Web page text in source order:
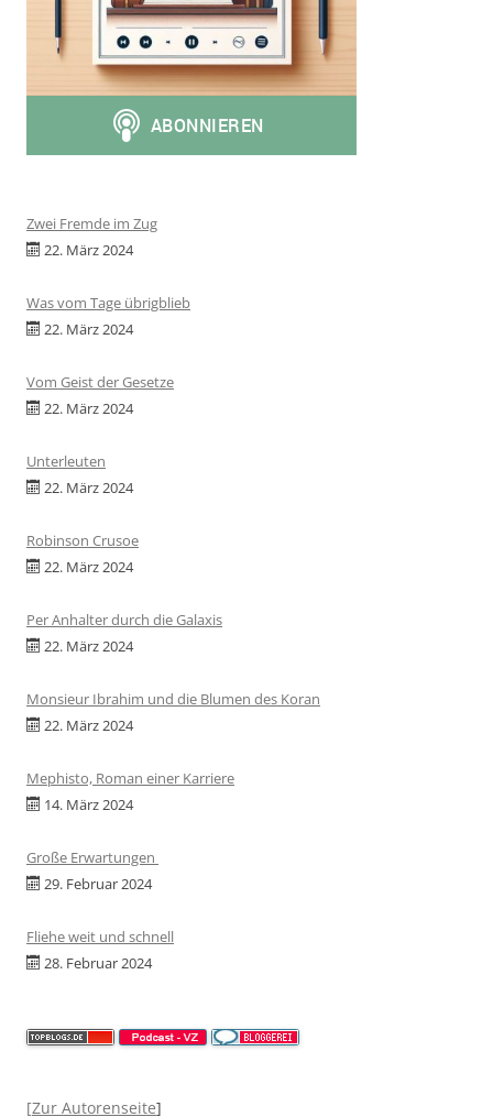
Zwei Fremde im Zug
22. März 2024
Was vom Tage übrigblieb
22. März 2024
Vom Geist der Gesetze
22. März 2024
Unterleuten
22. März 2024
Robinson Crusoe
22. März 2024
Per Anhalter durch die Galaxis
22. März 2024
Monsieur Ibrahim und die Blumen des Koran
22. März 2024
Mephisto, Roman einer Karriere
14. März 2024
Große Erwartungen
29. Februar 2024
Fliehe weit und schnell
28. Februar 2024
[Zur Autorenseite]